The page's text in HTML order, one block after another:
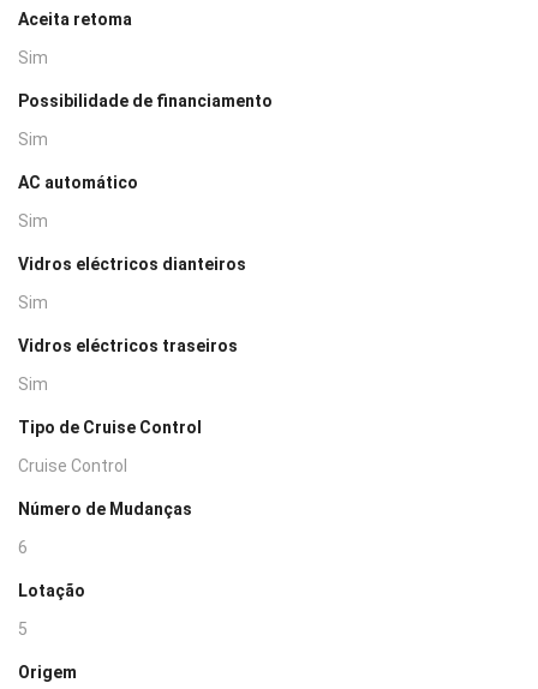
Aceita retoma
Sim
Possibilidade de financiamento
Sim
AC automático
Sim
Vidros eléctricos dianteiros
Sim
Vidros eléctricos traseiros
Sim
Tipo de Cruise Control
Cruise Control
Número de Mudanças
6
Lotação
5
Origem